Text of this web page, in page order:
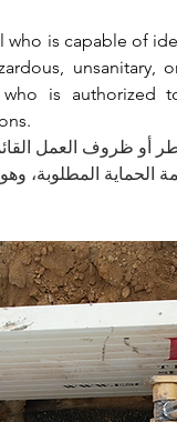
is capable of
unsanitary,
is authorized
أو ظروف العمل
الحماية المطلوبة،